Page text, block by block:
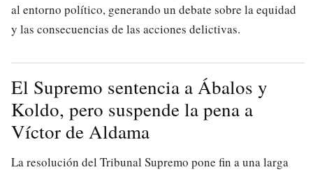
al entorno político, generando un debate sobre la equidad
y las consecuencias de las acciones delictivas.
El Supremo sentencia a Ábalos y
Koldo, pero suspende la pena a
Víctor de Aldama
La resolución del Tribunal Supremo pone fin a una larga